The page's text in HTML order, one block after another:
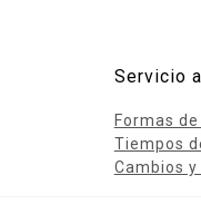
Servicio
Formas
Tiempos
Cambios